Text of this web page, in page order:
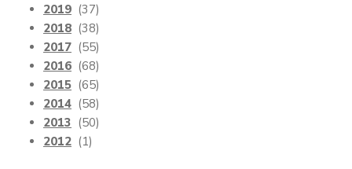
2019 (37)
2018 (38)
2017 (55)
2016 (68)
2015 (65)
2014 (58)
2013 (50)
2012 (1)